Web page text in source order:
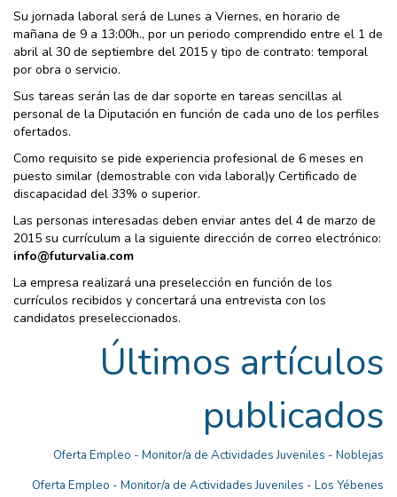
Su jornada laboral será de Lunes a Viernes, en horario de
mañana de 9 a 13:00h., por un periodo comprendido entre el 1 de
abril al 30 de septiembre del 2015 y tipo de contrato: temporal
por obra o servicio.
Sus tareas serán las de dar soporte en tareas sencillas al
personal de la Diputación en función de cada uno de los perfiles
ofertados.
Como requisito se pide experiencia profesional de 6 meses en
puesto similar (demostrable con vida laboral)y Certificado de
discapacidad del 33% o superior.
Las personas interesadas deben enviar antes del 4 de marzo de
2015 su currículum a la siguiente dirección de correo electrónico:
info@futurvalia.com
La empresa realizará una preselección en función de los
currículos recibidos y concertará una entrevista con los
candidatos preseleccionados.
Últimos artículos
publicados
Oferta Empleo - Monitor/a de Actividades Juveniles - Noblejas
Oferta Empleo - Monitor/a de Actividades Juveniles - Los Yébenes